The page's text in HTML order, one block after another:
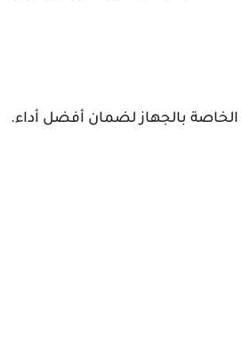
10، يفضل تثبيت التعريفات الخاصة بالجهاز لضمان أفضل أداء.